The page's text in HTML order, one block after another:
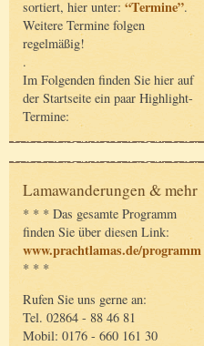
sortiert, hier unter: “Termine”.
Weitere Termine folgen
regelmäßig!
.
Im Folgenden finden Sie hier auf
der Startseite ein paar Highlight-
Termine:
Lamawanderungen & mehr
* * * Das gesamte Programm
finden Sie über diesen Link:
www.prachtlamas.de/programm
* * *
Rufen Sie uns gerne an:
Tel. 02864 - 88 46 81
Mobil: 0176 - 660 161 30